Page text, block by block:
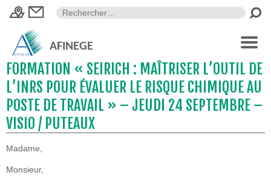
AFINEGE
FORMATION « SEIRICH : MAÎTRISER L’OUTIL DE
L’INRS POUR ÉVALUER LE RISQUE CHIMIQUE AU
POSTE DE TRAVAIL » – JEUDI 24 SEPTEMBRE –
VISIO / PUTEAUX
Madame,
Monsieur,